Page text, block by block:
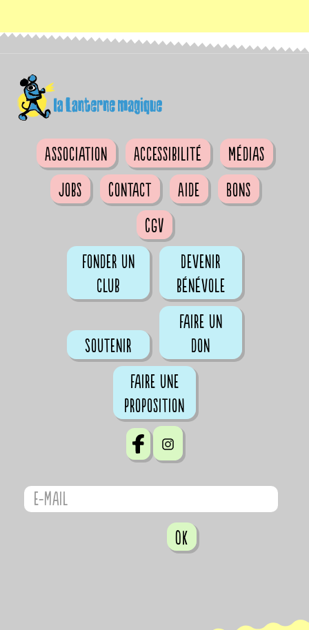
Association Accessibilité
Médias
Jobs
Contact Aide
Bons
CGV
Fonder un
club
Devenir
bénévole
Soutenir
Faire un
don
Faire une
proposition
OK